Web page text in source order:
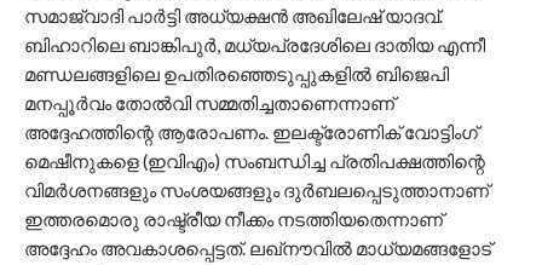
സമാജ്‌വാദി പാർട്ടി അധ്യക്ഷൻ അഖിലേഷ് യാദവ്.
ബിഹാറിലെ ബാങ്കിപുര്‍, മധ്യപ്രദേശിലെ ദാതിയ എന്നീ
മണ്ഡലങ്ങളിലെ ഉപതിരഞ്ഞെടുപ്പുകളിൽ ബിജെപി
മനപ്പൂർവം തോൽവി സമ്മതിച്ചതാണെന്നാണ്
അദ്ദേഹത്തിന്റെ ആരോപണം. ഇലക്ട്രോണിക് വോട്ടിംഗ്
മെഷീനുകളെ (ഇവിഎം) സംബന്ധിച്ച പ്രതിപക്ഷത്തിന്റെ
വിമർശനങ്ങളും സംശയങ്ങളും ദുർബലപ്പെടുത്താനാണ്
ഇത്തരമൊരു രാഷ്ട്രീയ നീക്കം നടത്തിയതെന്നാണ്
അദ്ദേഹം അവകാശപ്പെട്ടത്. ലഖ്നൗവിൽ മാധ്യമങ്ങളോട്